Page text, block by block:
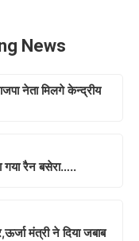
News
नेता मिलगे केन्द्रीय
गया रैन बसेरा…..
मंत्री ने दिया जबाब